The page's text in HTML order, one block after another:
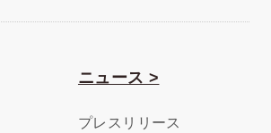
ニュース >
プレスリリース